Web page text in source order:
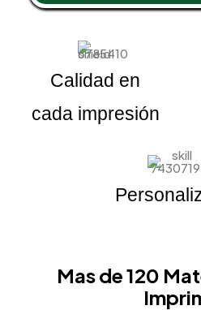
Calidad en
cada impresión
Mas de 120